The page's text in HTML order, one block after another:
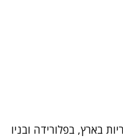
בארץ, בפלורידה ובניו